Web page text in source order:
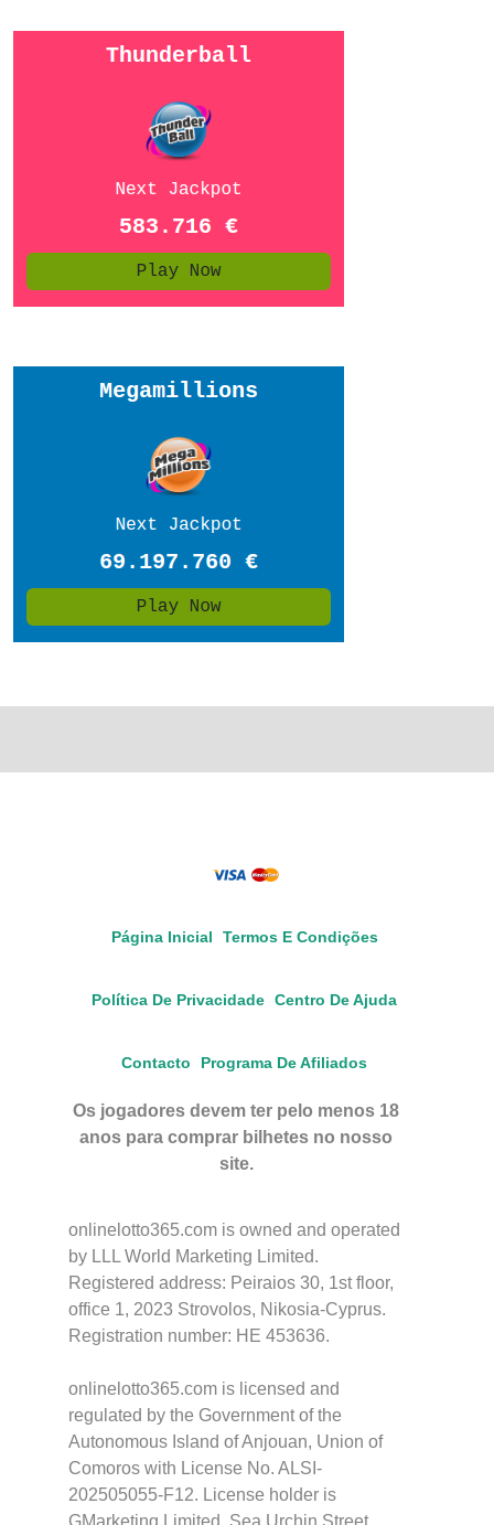
Página Inicial Termos E Condições
Política De Privacidade Centro De Ajuda
Contacto Programa De Afiliados
Os jogadores devem ter pelo menos 18
anos para comprar bilhetes no nosso
site.
onlinelotto365.com is owned and operated
by LLL World Marketing Limited.
Registered address: Peiraios 30, 1st floor,
office 1, 2023 Strovolos, Nikosia-Cyprus.
Registration number: HE 453636.
onlinelotto365.com is licensed and
regulated by the Government of the
Autonomous Island of Anjouan, Union of
Comoros with License No. ALSI-
202505055-F12. License holder is
GMarketing Limited, Sea Urchin Street,